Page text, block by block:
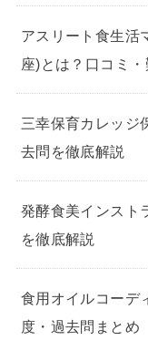
アスリート食生活
座)とは？口コミ
三幸保育カレッジ
去問を徹底解説
発酵食美インスト
を徹底解説
食用オイルコーデ
度・過去問まとめ